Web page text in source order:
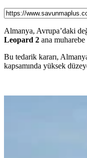
Almanya, Avrupa’daki
Leopard 2 ana
Bu tedarik kararı,
kapsamında yüksek